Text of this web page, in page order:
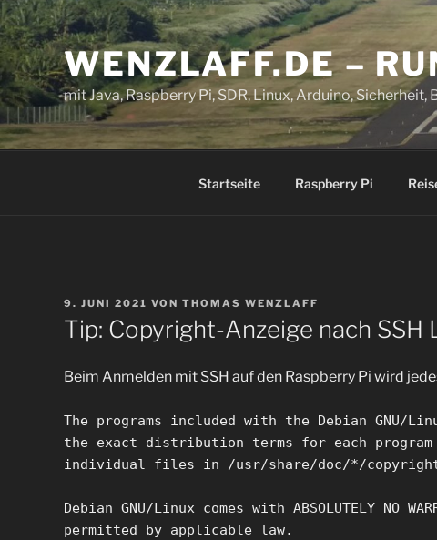
Zum
Inhalt
springen WENZLAFF.DE –
mit Java, Raspberry Pi, SDR, Linux, Arduino,
Startseite Raspberry Pi
VERÖFFENTLICHT
AM
9. JUNI 2021 VON THOMAS WENZLAFF
Tip: Copyright-Anzeige nach SSH
Beim Anmelden mit SSH auf den Raspberry Pi wird
The programs included with the Debian GNU/
the exact distribution terms for each
individual files in /usr/share/doc/*/
Debian GNU/Linux comes with ABSOLUTELY NO
permitted by applicable law.